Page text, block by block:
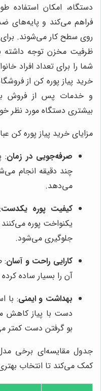
دستگاه، امکان
فراهم می‌کند و پایه‌های
روی سطح کار می‌شوند. برای
ظرفیت مخزن توجه داشته
شما را برای تعداد افراد
خرید پیاز پوره کن از
و خدمات پس از فروش
بیشتری دستگاه مورد نظر
مزایای خرید پیاز پوره کن
صرفه‌جویی در زمان:
چند دقیقه انجام
می‌دهد.
کیفیت پوره یکدست
یکنواخت پوره
جلوگیری می‌شود.
کارایی راحت و آسان:
آن را بسیار ساده
بهداشت و ایمنی: با
دست با پیاز کاهش
بو گرفتن دست کمتر
جدول مقایسه‌ای برخی
کمک می‌کند تا انتخاب